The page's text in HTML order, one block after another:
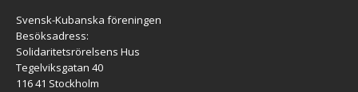
Svensk-Kubanska föreningen
Besöksadress:
Solidaritetsrörelsens Hus
Tegelviksgatan 40
116 41 Stockholm